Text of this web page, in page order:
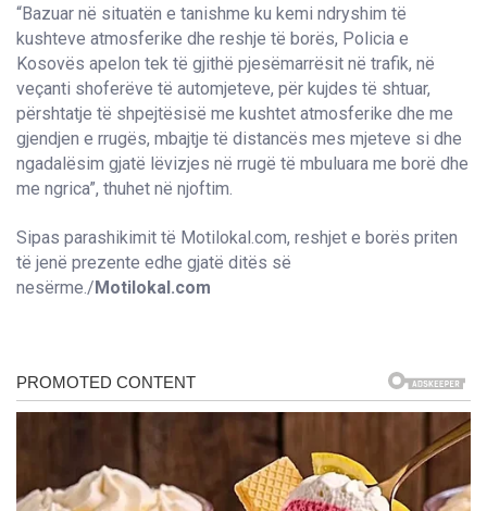
“Bazuar në situatën e tanishme ku kemi ndryshim të
kushteve atmosferike dhe reshje të borës, Policia e
Kosovës apelon tek të gjithë pjesëmarrësit në trafik, në
veçanti shoferëve të automjeteve, për kujdes të shtuar,
përshtatje të shpejtësisë me kushtet atmosferike dhe me
gjendjen e rrugës, mbajtje të distancës mes mjeteve si dhe
ngadalësim gjatë lëvizjes në rrugë të mbuluara me borë dhe
me ngrica”, thuhet në njoftim.
Sipas parashikimit të Motilokal.com, reshjet e borës priten
të jenë prezente edhe gjatë ditës së
nesërme./Motilokal.com